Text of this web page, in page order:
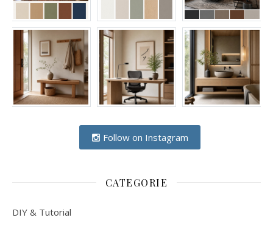
Follow on Instagram
CATEGORIE
DIY & Tutorial